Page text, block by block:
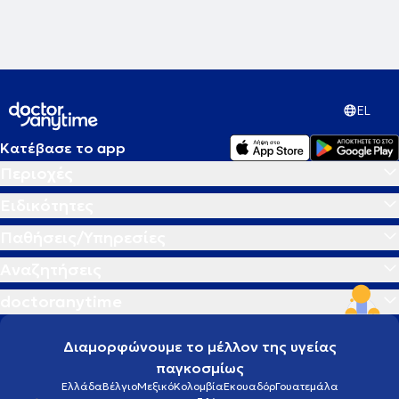
EL
Κατέβασε το app
Διαμορφώνουμε το μέλλον της υγείας
παγκοσμίως
ΕλλάδαΒέλγιοΜεξικόΚολομβίαΕκουαδόρΓουατεμάλα